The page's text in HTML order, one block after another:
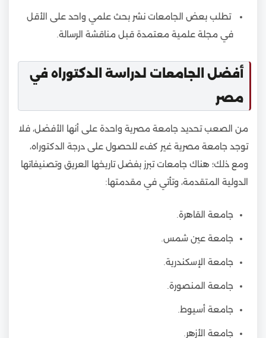
تطلب بعض الجامعات نشر بحث علمي واحد على الأقل
في مجلة علمية معتمدة قبل مناقشة الرسالة.
أفضل الجامعات لدراسة الدكتوراه في
مصر
من الصعب تحديد جامعة مصرية واحدة على أنها الأفضل، فلا
توجد جامعة مصرية غير كفء للحصول على درجة الدكتوراه،
ومع ذلك؛ هناك جامعات تبرز بفضل تاريخها العريق وتصنيفاتها
الدولية المتقدمة، وتأتي في مقدمتها:
جامعة القاهرة.
جامعة عين شمس.
جامعة الإسكندرية.
جامعة المنصورة.
جامعة أسيوط.
جامعة الأزهر.